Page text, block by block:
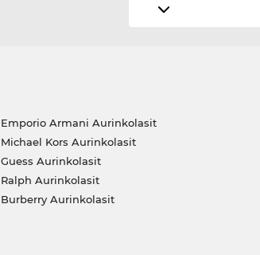
Emporio Armani Aurinkolasit
Michael Kors Aurinkolasit
Guess Aurinkolasit
Ralph Aurinkolasit
Burberry Aurinkolasit